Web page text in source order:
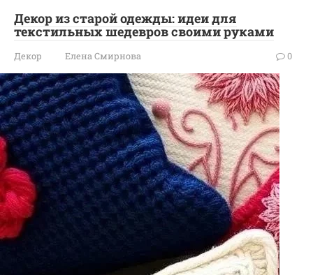
Декор из старой одежды: идеи для
текстильных шедевров своими руками
Декор Елена Смирнова 0